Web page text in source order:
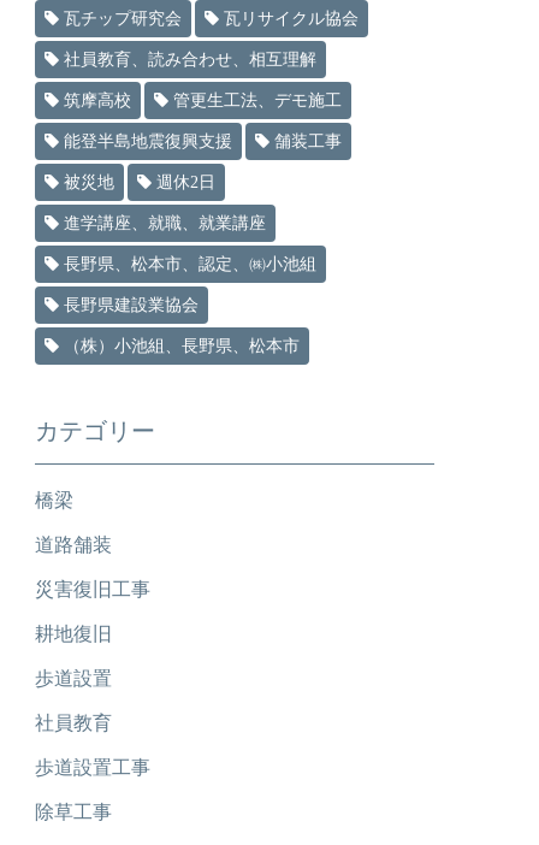
瓦チップ研究会 瓦リサイクル協会
社員教育、読み合わせ、相互理解
筑摩高校 管更生工法、デモ施工
能登半島地震復興支援 舗装工事
被災地 週休2日
進学講座、就職、就業講座
長野県、松本市、認定、㈱小池組
長野県建設業協会
（株）小池組、長野県、松本市
カテゴリー
橋梁
道路舗装
災害復旧工事
耕地復旧
歩道設置
社員教育
歩道設置工事
除草工事